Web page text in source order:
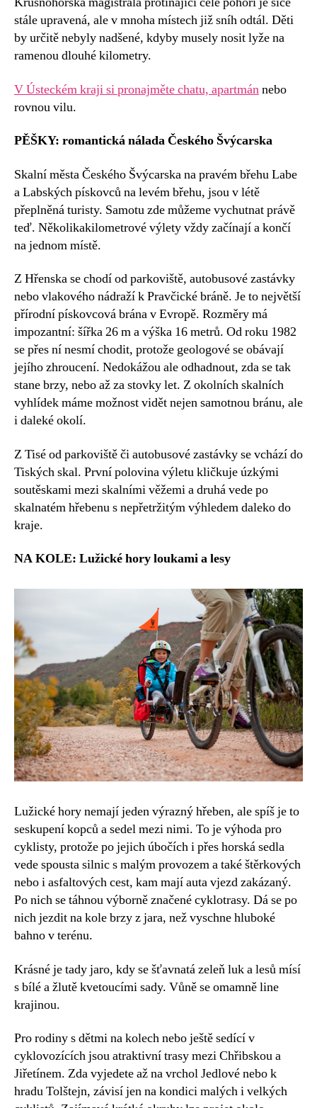
stále upravená, ale v mnoha místech již sníh odtál. Děti
by určitě nebyly nadšené, kdyby musely nosit lyže na
ramenou dlouhé kilometry.
V Ústeckém kraji si pronajměte chatu, apartmánnebo
rovnou vilu.
PĚŠKY: romantická nálada Českého Švýcarska
Skalní města Českého Švýcarska na pravém břehu Labe
a Labských pískovců na levém břehu, jsou v létě
přeplněná turisty. Samotu zde můžeme vychutnat právě
teď. Několikakilometrové výlety vždy začínají a končí
na jednom místě.
Z Hřenska se chodí od parkoviště, autobusové zastávky
nebo vlakového nádraží k Pravčické bráně. Je to největší
přírodní pískovcová brána v Evropě. Rozměry má
impozantní: šířka 26 m a výška 16 metrů. Od roku 1982
se přes ní nesmí chodit, protože geologové se obávají
jejího zhroucení. Nedokážou ale odhadnout, zda se tak
stane brzy, nebo až za stovky let. Z okolních skalních
vyhlídek máme možnost vidět nejen samotnou bránu, ale
i daleké okolí.
Z Tisé od parkoviště či autobusové zastávky se vchází do
Tiských skal. První polovina výletu kličkuje úzkými
soutěskami mezi skalními věžemi a druhá vede po
skalnatém hřebenu s nepřetržitým výhledem daleko do
kraje.
NA KOLE: Lužické hory loukami a lesy
Lužické hory nemají jeden výrazný hřeben, ale spíš je to
seskupení kopců a sedel mezi nimi. To je výhoda pro
cyklisty, protože po jejich úbočích i přes horská sedla
vede spousta silnic s malým provozem a také štěrkových
nebo i asfaltových cest, kam mají auta vjezd zakázaný.
Po nich se táhnou výborně značené cyklotrasy. Dá se po
nich jezdit na kole brzy z jara, než vyschne hluboké
bahno v terénu.
Krásné je tady jaro, kdy se šťavnatá zeleň luk a lesů mísí
s bílé a žlutě kvetoucími sady. Vůně se omamně line
krajinou.
Pro rodiny s dětmi na kolech nebo ještě sedící v
cyklovozících jsou atraktivní trasy mezi Chřibskou a
Jiřetínem. Zda vyjedete až na vrchol Jedlové nebo k
hradu Tolštejn, závisí jen na kondici malých i velkých